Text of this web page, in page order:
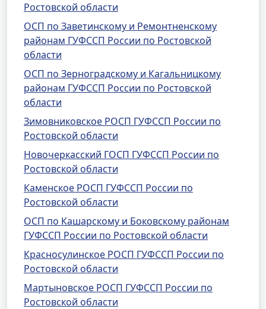
Ростовской области
ОСП по Заветинскому и Ремонтненскому
районам ГУФССП России по Ростовской
области
ОСП по Зерноградскому и Кагальницкому
районам ГУФССП России по Ростовской
области
Зимовниковское РОСП ГУФССП России по
Ростовской области
Новочеркасский ГОСП ГУФССП России по
Ростовской области
Каменское РОСП ГУФССП России по
Ростовской области
ОСП по Кашарскому и Боковскому районам
ГУФССП России по Ростовской области
Красносулинское РОСП ГУФССП России по
Ростовской области
Мартыновское РОСП ГУФССП России по
Ростовской области